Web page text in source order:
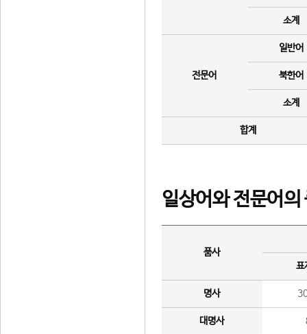
소계
전문어
일반어
북한어
소계
합계
일상어와 전문어의
품사
표
명사
대명사